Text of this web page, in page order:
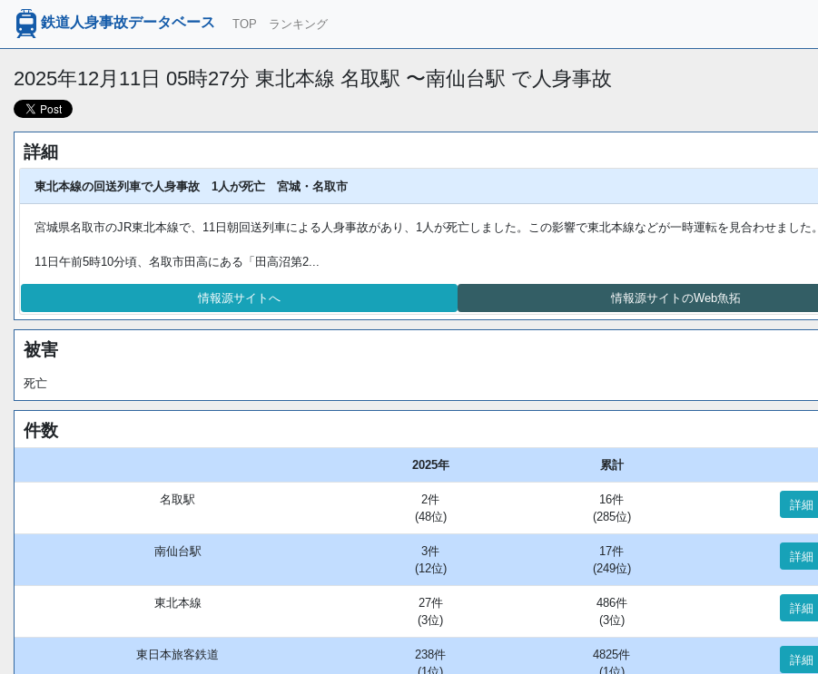
鉄道人身事故データベース TOP ランキング
2025年12月11日 05時27分 東北本線 名取駅 〜南仙台駅 で人身事故
詳細
東北本線の回送列車で人身事故 1人が死亡 宮城・名取市
宮城県名取市のJR東北本線で、11日朝回送列車による人身事故があり、1人が死亡しました。この影響で東北本線などが一時運転を見合わせました。
11日午前5時10分頃、名取市田高にある「田高沼第2...
情報源サイトへ 情報源サイトのWeb魚拓
被害
死亡
件数
2025年 累計
名取駅
2件
(48位)
16件
(285位)
詳細
南仙台駅
3件
(12位)
17件
(249位)
詳細
東北本線
27件
(3位)
486件
(3位)
詳細
東日本旅客鉄道
238件
4825件
詳細